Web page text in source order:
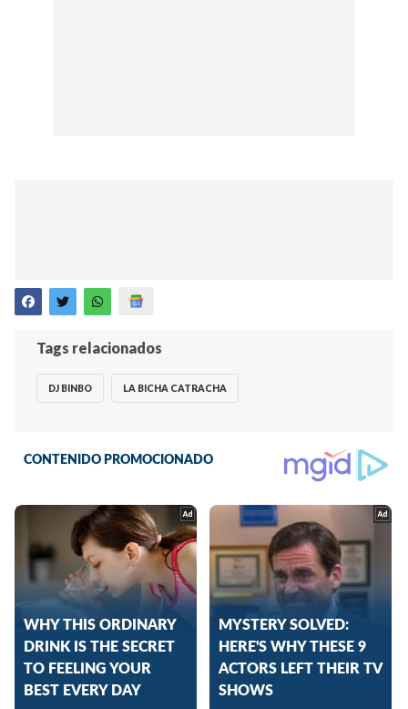
Tags relacionados
DJ BINBO LA BICHA CATRACHA